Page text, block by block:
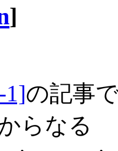
]
1]の記事
らなる